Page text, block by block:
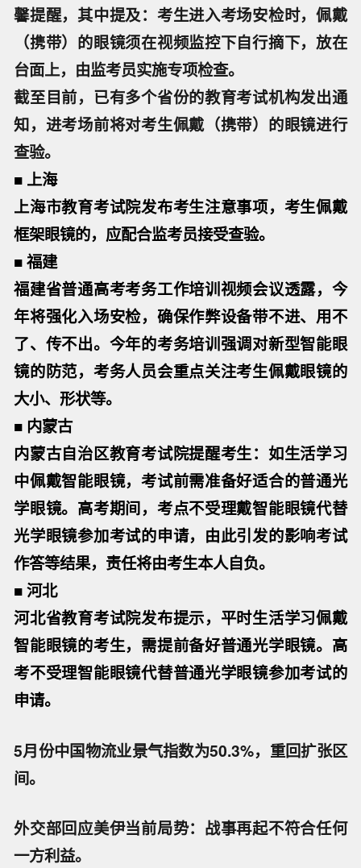
馨提醒，其中提及：考生进入考场安检时，佩戴
（携带）的眼镜须在视频监控下自行摘下，放在
台面上，由监考员实施专项检查。
截至目前，已有多个省份的教育考试机构发出通
知，进考场前将对考生佩戴（携带）的眼镜进行
查验。
■ 上海
上海市教育考试院发布考生注意事项，考生佩戴
框架眼镜的，应配合监考员接受查验。
■ 福建
福建省普通高考考务工作培训视频会议透露，今
年将强化入场安检，确保作弊设备带不进、用不
了、传不出。今年的考务培训强调对新型智能眼
镜的防范，考务人员会重点关注考生佩戴眼镜的
大小、形状等。
■ 内蒙古
内蒙古自治区教育考试院提醒考生：如生活学习
中佩戴智能眼镜，考试前需准备好适合的普通光
学眼镜。高考期间，考点不受理戴智能眼镜代替
光学眼镜参加考试的申请，由此引发的影响考试
作答等结果，责任将由考生本人自负。
■ 河北
河北省教育考试院发布提示，平时生活学习佩戴
智能眼镜的考生，需提前备好普通光学眼镜。高
考不受理智能眼镜代替普通光学眼镜参加考试的
申请。
5月份中国物流业景气指数为50.3%，重回扩张区
间。
外交部回应美伊当前局势：战事再起不符合任何
一方利益。